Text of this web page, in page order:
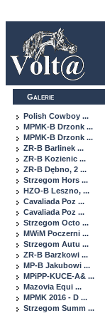
Galerie
Polish Cowboy ...
MPMK-B Drzonk ...
MPMK-B Drzonk ...
ZR-B Barlinek ...
ZR-B Kozienic ...
ZR-B Dębno, 2 ...
Strzegom Hors ...
HZO-B Leszno, ...
Cavaliada Poz ...
Cavaliada Poz ...
Strzegom Octo ...
MWiM Poczerni ...
Strzegom Autu ...
ZR-B Barzkowi ...
MP-B Jakubowi ...
MPiPP-KUCE-A& ...
Mazovia Equi ...
MPMK 2016 - D ...
Strzegom Summ ...